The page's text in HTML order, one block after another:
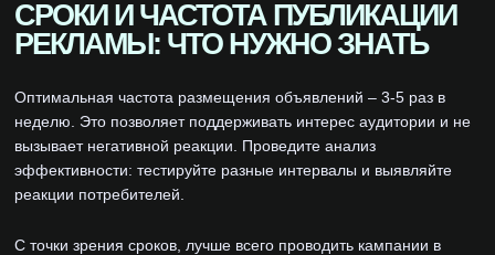
СРОКИ И ЧАСТОТА ПУБЛИКАЦИИ
РЕКЛАМЫ: ЧТО НУЖНО ЗНАТЬ
Оптимальная частота размещения объявлений – 3-5 раз в
неделю. Это позволяет поддерживать интерес аудитории и не
вызывает негативной реакции. Проведите анализ
эффективности: тестируйте разные интервалы и выявляйте
реакции потребителей.
С точки зрения сроков, лучше всего проводить кампании в